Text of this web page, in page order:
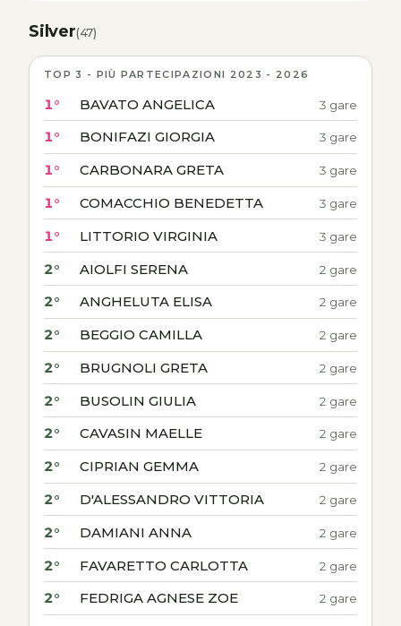
Silver(47)
TOP 3 - PIÙ PARTECIPAZIONI 2023 - 2026
1° BAVATO ANGELICA 3 gare
1° BONIFAZI GIORGIA 3 gare
1° CARBONARA GRETA 3 gare
1° COMACCHIO BENEDETTA 3 gare
1° LITTORIO VIRGINIA 3 gare
2° AIOLFI SERENA 2 gare
2° ANGHELUTA ELISA 2 gare
2° BEGGIO CAMILLA 2 gare
2° BRUGNOLI GRETA 2 gare
2° BUSOLIN GIULIA 2 gare
2° CAVASIN MAELLE 2 gare
2° CIPRIAN GEMMA 2 gare
2° D'ALESSANDRO VITTORIA 2 gare
2° DAMIANI ANNA 2 gare
2° FAVARETTO CARLOTTA 2 gare
2° FEDRIGA AGNESE ZOE 2 gare